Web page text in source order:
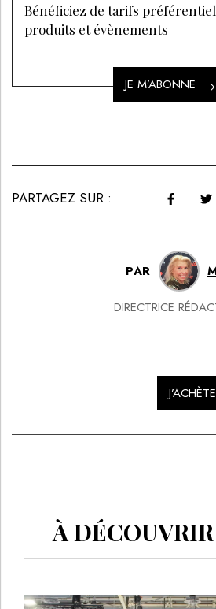
Bénéficiez de tarifs
produits et évènements
JE M’ABONNE
PARTAGEZ SUR :
PAR
DIRECTRICE
À